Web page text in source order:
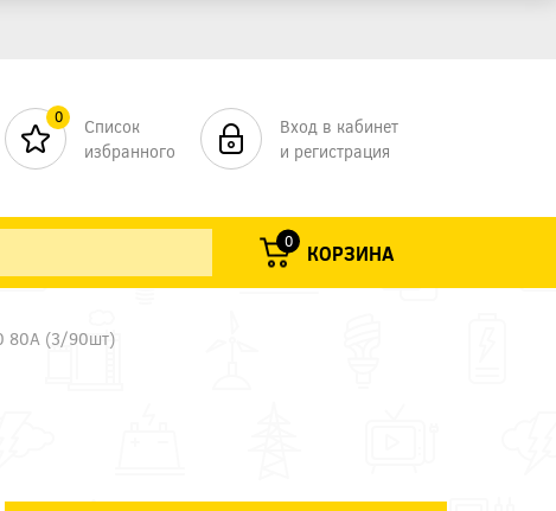
0
Список
избранного
Вход в кабинет
и регистрация
0 КОРЗИНА
80А (3/90шт)